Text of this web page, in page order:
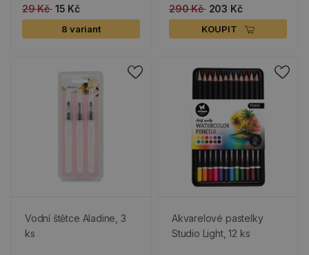
29 Kč 15 Kč
8 variant
290 Kč 203 Kč
KOUPIT
Vodní štětce Aladine, 3
ks
Akvarelové pastelky
Studio Light, 12 ks